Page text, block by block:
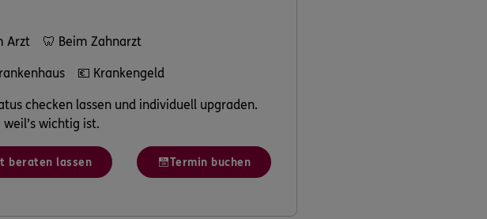
Arzt 🦷 Beim Zahnarzt
💶 Krankengeld
checken lassen und individuell upgraden.
weil’s wichtig ist.
beraten lassen Termin buchen